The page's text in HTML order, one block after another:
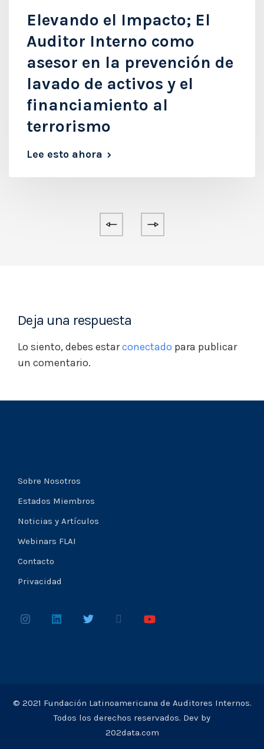
Elevando el Impacto; El
Auditor Interno como
asesor en la prevención de
lavado de activos y el
financiamiento al
terrorismo
Lee esto ahora
Deja una respuesta
Lo siento, debes estarconectado para publicar
un comentario.
Sobre Nosotros
Estados Miembros
Noticias y Artículos
Webinars FLAI
Contacto
Privacidad
© 2021 Fundación Latinoamericana de Auditores Internos.
Todos los derechos reservados. Dev by
202data.com